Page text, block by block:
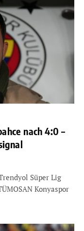
nach 4:0 –
Süper Lig
Konyaspor